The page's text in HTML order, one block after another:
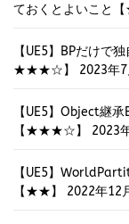
ておくとよいこと
【UE5】BPだけ
★★★☆】
2023年
【UE5】Object継
【★★★☆】
2023
【UE5】
【★★】
2022年12